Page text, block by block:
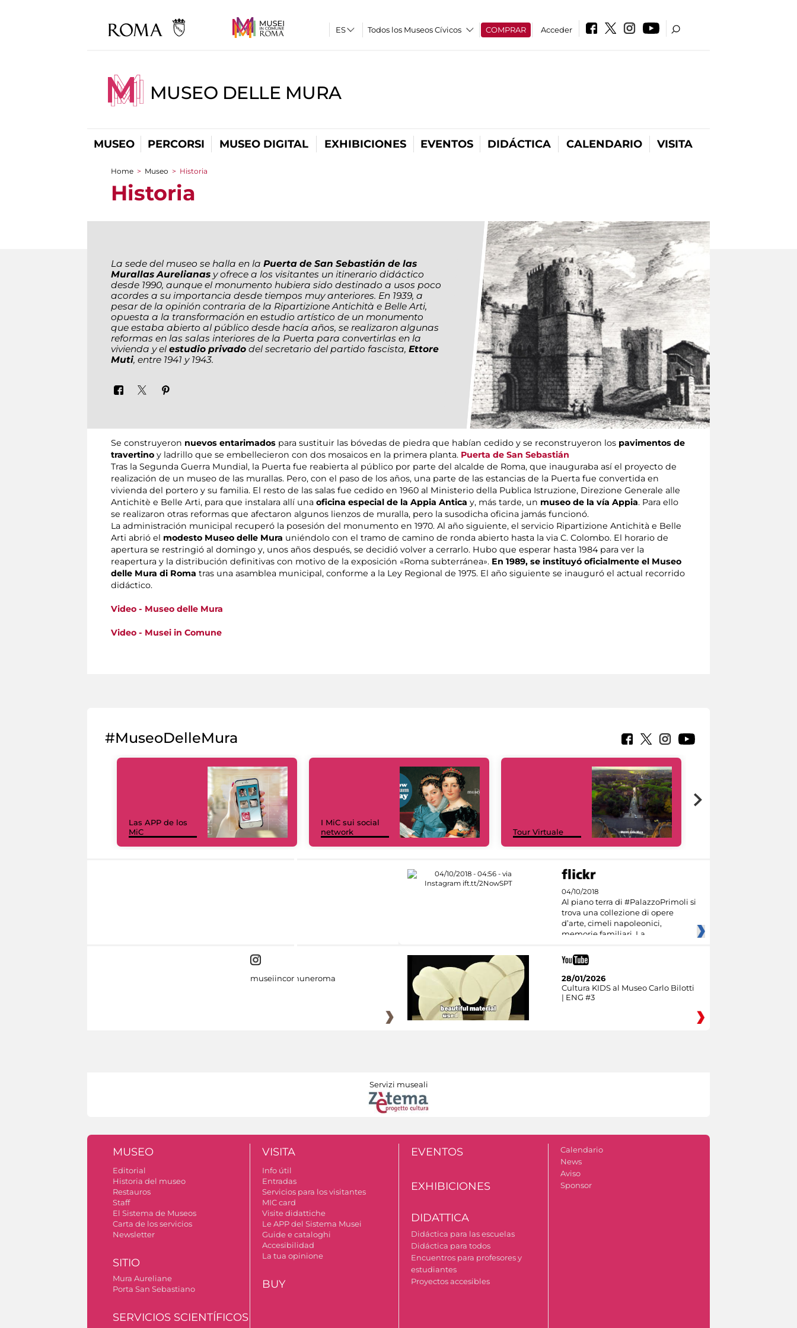
Todos los Museos Cívicos COMPRAR Acceder
MUSEO DELLE MURA
MUSEO PERCORSI MUSEO DIGITAL EXHIBICIONES EVENTOS DIDÁCTICA CALENDARIO VISITA
You are here
Home > Museo > Historia
Historia
La sede del museo se halla en la Puerta de San Sebastián de las
Murallas Aurelianas y ofrece a los visitantes un itinerario didáctico
desde 1990, aunque el monumento hubiera sido destinado a usos poco
acordes a su importancia desde tiempos muy anteriores. En 1939, a
pesar de la opinión contraria de la Ripartizione Antichità e Belle Arti,
opuesta a la transformación en estudio artístico de un monumento
que estaba abierto al público desde hacía años, se realizaron algunas
reformas en las salas interiores de la Puerta para convertirlas en la
vivienda y el estudio privado del secretario del partido fascista, Ettore
Muti, entre 1941 y 1943.
Se construyeron nuevos entarimados para sustituir las bóvedas de piedra que habían cedido y se reconstruyeron los pavimentos de
travertino y ladrillo que se embellecieron con dos mosaicos en la primera planta. Puerta de San Sebastián
Tras la Segunda Guerra Mundial, la Puerta fue reabierta al público por parte del alcalde de Roma, que inauguraba así el proyecto de
realización de un museo de las murallas. Pero, con el paso de los años, una parte de las estancias de la Puerta fue convertida en
vivienda del portero y su familia. El resto de las salas fue cedido en 1960 al Ministerio della Publica Istruzione, Direzione Generale alle
Antichitè e Belle Arti, para que instalara allí una oficina especial de la Appia Antica y, más tarde, un museo de la vía Appia. Para ello
se realizaron otras reformas que afectaron algunos lienzos de muralla, pero la susodicha oficina jamás funcionó.
La administración municipal recuperó la posesión del monumento en 1970. Al año siguiente, el servicio Ripartizione Antichità e Belle
Arti abrió el modesto Museo delle Mura uniéndolo con el tramo de camino de ronda abierto hasta la via C. Colombo. El horario de
apertura se restringió al domingo y, unos años después, se decidió volver a cerrarlo. Hubo que esperar hasta 1984 para ver la
reapertura y la distribución definitivas con motivo de la exposición «Roma subterránea». En 1989, se instituyó oficialmente el Museo
delle Mura di Roma tras una asamblea municipal, conforme a la Ley Regional de 1975. El año siguiente se inauguró el actual recorrido
didáctico.
Video - Museo delle Mura
Video - Musei in Comune
#MuseoDelleMura
Las APP de los
MiC
I MiC sui social
network
Tour Virtuale
04/10/2018
Al piano terra di #PalazzoPrimoli si
trova una collezione di opere
d’arte, cimeli napoleonici,
memorie familiari. La
museiincomuneroma
28/01/2026
Cultura KIDS al Museo Carlo Bilotti
| ENG #3
Servizi museali
MUSEO
Editorial
Historia del museo
Restauros
Staff
El Sistema de Museos
Carta de los servicios
Newsletter
SITIO
Mura Aureliane
Porta San Sebastiano
SERVICIOS SCIENTÍFICOS
VISITA
Info útil
Entradas
Servicios para los visitantes
MIC card
Visite didattiche
Le APP del Sistema Musei
Guide e cataloghi
Accesibilidad
La tua opinione
BUY
EVENTOS
EXHIBICIONES
DIDATTICA
Didáctica para las escuelas
Didáctica para todos
Encuentros para profesores y
estudiantes
Proyectos accesibles
Calendario
News
Aviso
Sponsor